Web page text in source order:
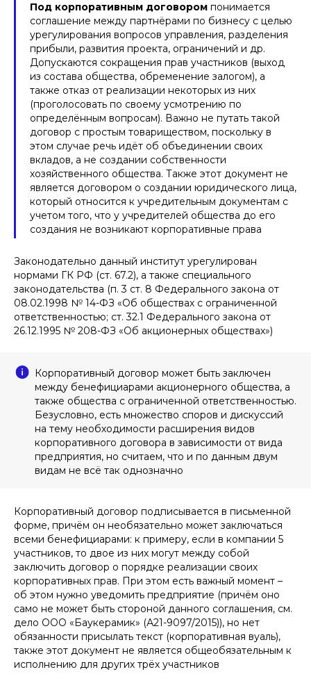
Под корпоративным договором понимается
соглашение между партнёрами по бизнесу с целью
урегулирования вопросов управления, разделения
прибыли, развития проекта, ограничений и др.
Допускаются сокращения прав участников (выход
из состава общества, обременение залогом), а
также отказ от реализации некоторых из них
(проголосовать по своему усмотрению по
определённым вопросам). Важно не путать такой
договор с простым товариществом, поскольку в
этом случае речь идёт об объединении своих
вкладов, а не создании собственности
хозяйственного общества. Также этот документ не
является договором о создании юридического лица,
который относится к учредительным документам с
учетом того, что у учредителей общества до его
создания не возникают корпоративные права
Законодательно данный институт урегулирован
нормами ГК РФ (ст. 67.2), а также специального
законодательства (п. 3 ст. 8 Федерального закона от
08.02.1998 № 14-ФЗ «Об обществах с ограниченной
ответственностью; ст. 32.1 Федерального закона от
26.12.1995 № 208-ФЗ «Об акционерных обществах»)
Корпоративный договор может быть заключен
между бенефициарами акционерного общества, а
также общества с ограниченной ответственностью.
Безусловно, есть множество споров и дискуссий
на тему необходимости расширения видов
корпоративного договора в зависимости от вида
предприятия, но считаем, что и по данным двум
видам не всё так однозначно
Корпоративный договор подписывается в письменной
форме, причём он необязательно может заключаться
всеми бенефициарами: к примеру, если в компании 5
участников, то двое из них могут между собой
заключить договор о порядке реализации своих
корпоративных прав. При этом есть важный момент –
об этом нужно уведомить предприятие (причём оно
само не может быть стороной данного соглашения, см.
дело ООО «Баукерамик» (А21-9097/2015)), но нет
обязанности присылать текст (корпоративная вуаль),
также этот документ не является общеобязательным к
исполнению для других трёх участников